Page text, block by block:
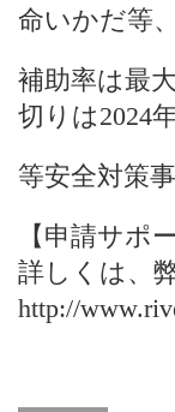
命いかだ等
補助率は最
切りは2024
等安全対策
【申請サポ
詳しくは、
http://